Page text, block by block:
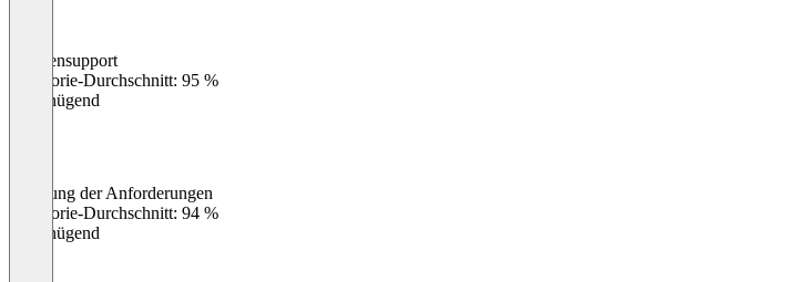
Kundensupport
Kategorie-Durchschnitt: 95 %
Ungenügend
Erfüllung der Anforderungen
Kategorie-Durchschnitt: 94 %
Ungenügend